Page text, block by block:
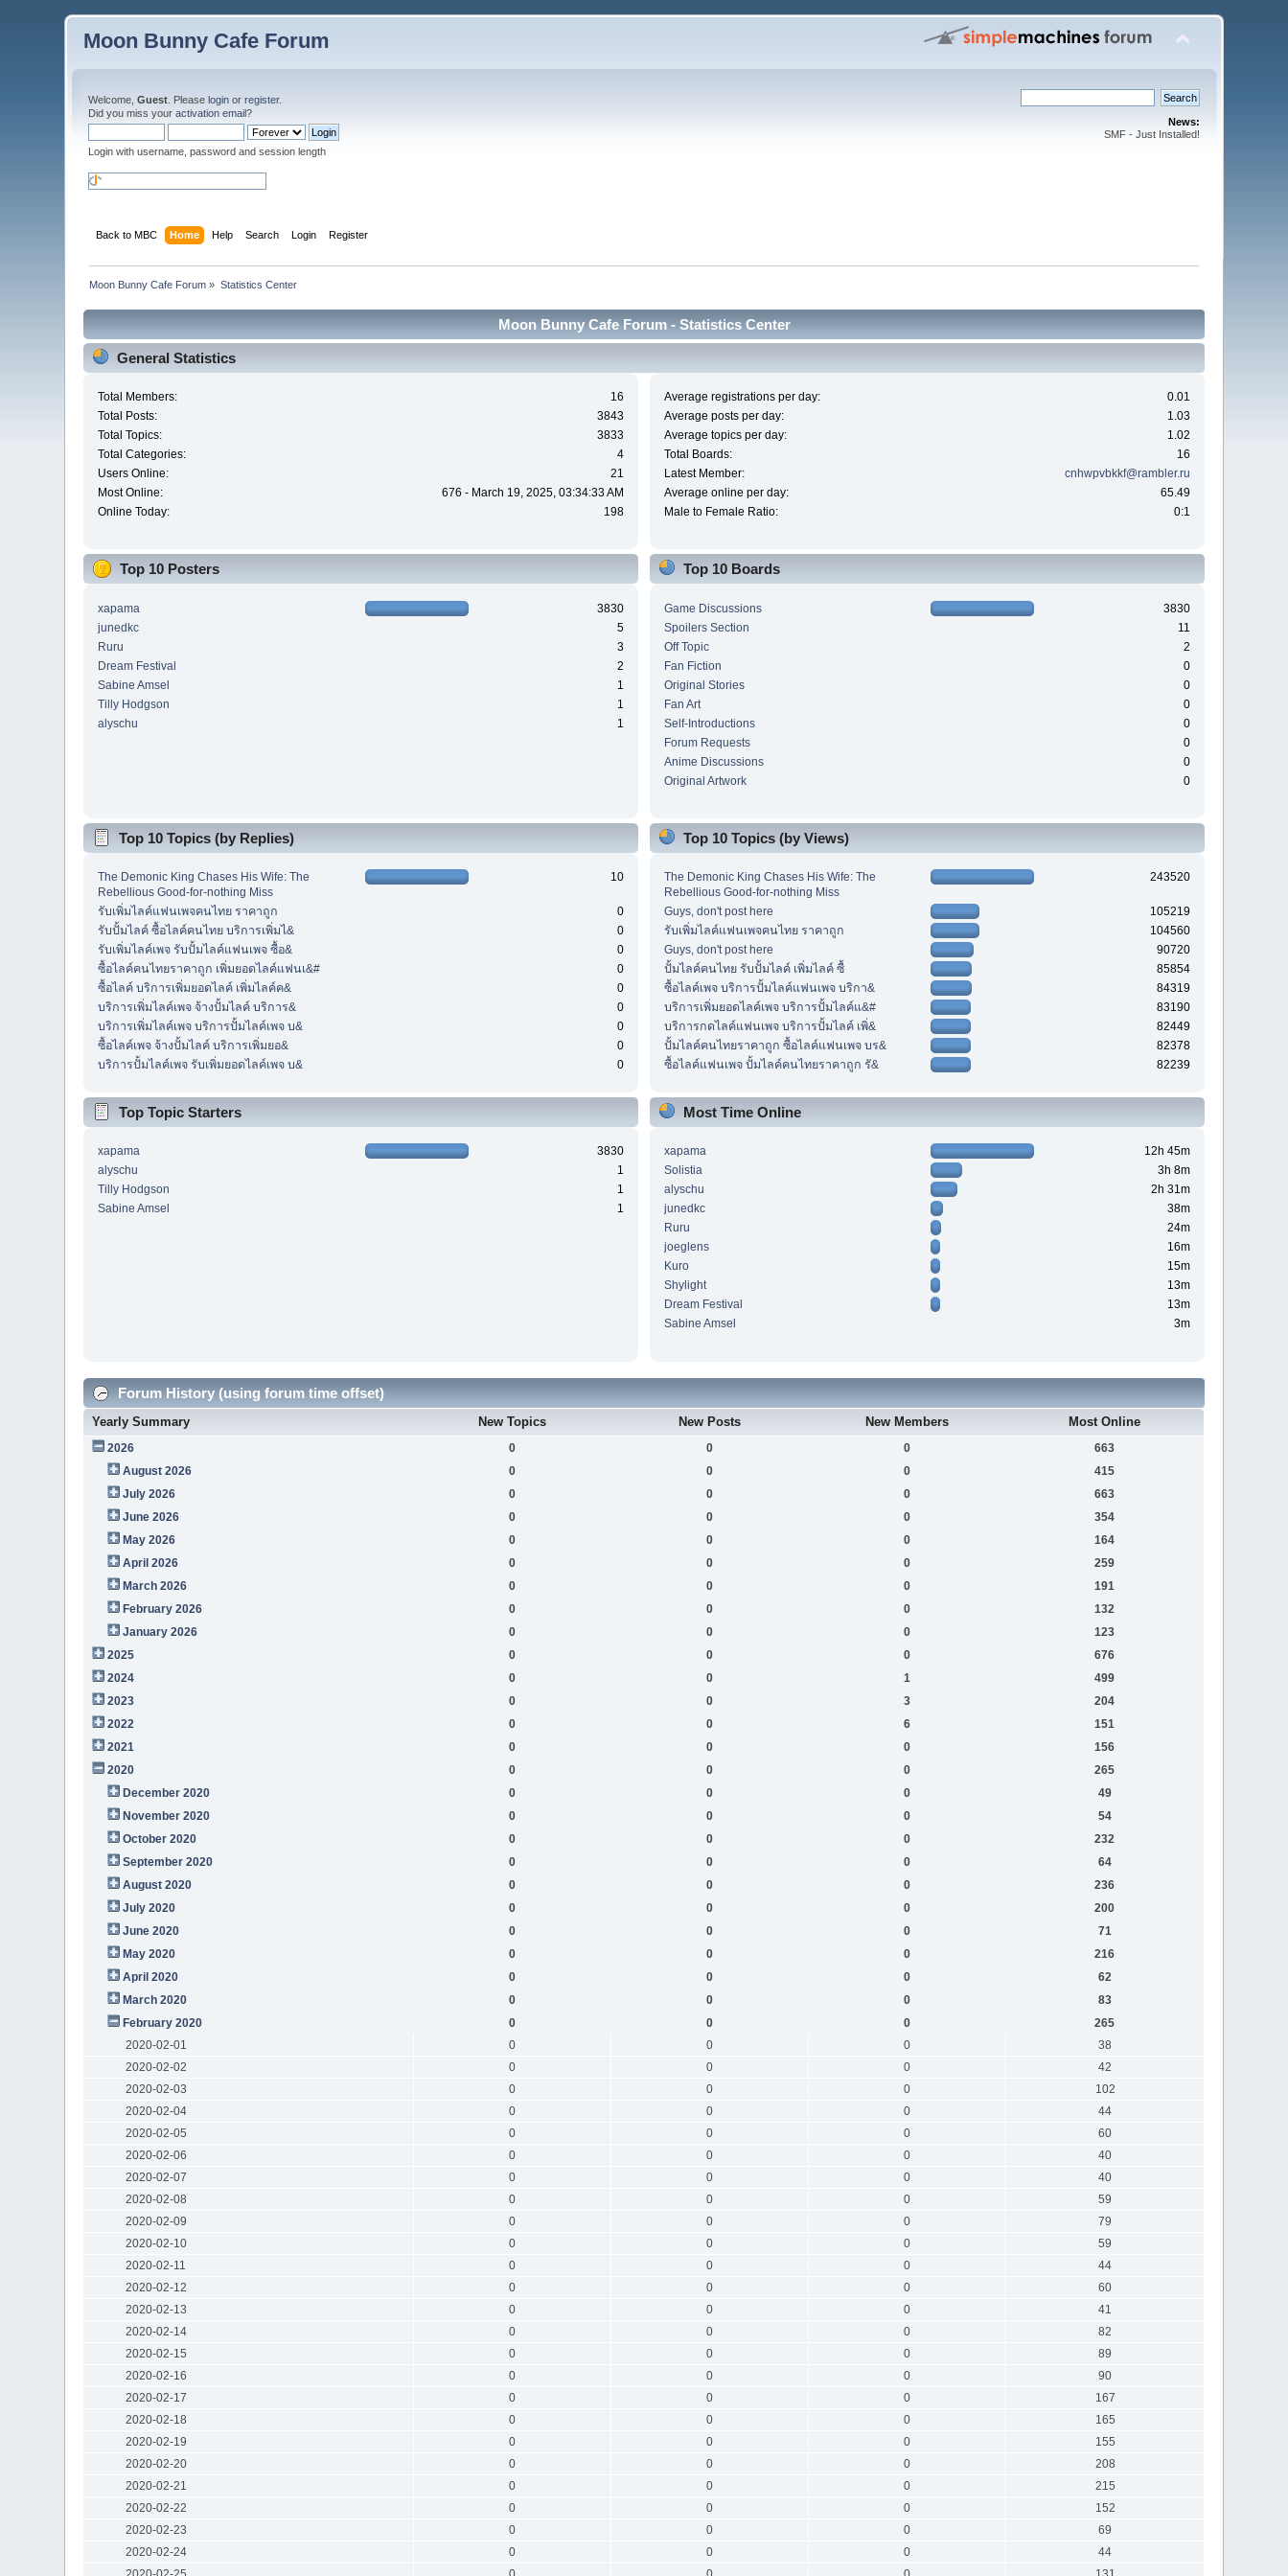
Moon Bunny Cafe Forum
Welcome,Guest . Pleaselogin orregister.
Did you miss youractivation email?
Login with username, password and session length
News:
SMF - Just Installed!
Back to MBC Home Help Search Login Register
Moon Bunny Cafe Forum » Statistics Center
Moon Bunny Cafe Forum - Statistics Center
General Statistics
Total Members:
16
Total Posts:
3843
Total Topics:
3833
Total Categories:
4
Users Online:
21
Most Online:
676 - March 19, 2025, 03:34:33 AM
Online Today:
198
Average registrations per day:
0.01
Average posts per day:
1.03
Average topics per day:
1.02
Total Boards:
16
Latest Member:
cnhwpvbkkf@rambler.ru
Average online per day:
65.49
Male to Female Ratio:
0:1
Top 10 Posters
xapama
3830
junedkc
5
Ruru
3
Dream Festival
2
Sabine Amsel
1
Tilly Hodgson
1
alyschu
1
Top 10 Boards
Game Discussions
3830
Spoilers Section
11
Off Topic
2
Fan Fiction
0
Original Stories
0
Fan Art
0
Self-Introductions
0
Forum Requests
0
Anime Discussions
0
Original Artwork
0
Top 10 Topics (by Replies)
The Demonic King Chases His Wife: The
Rebellious Good-for-nothing Miss
10
รับเพิ่มไลค์แฟนเพจคนไทย ราคาถูก
0
รับปั้มไลค์ ซื้อไลค์คนไทย บริการเพิ่มไ&
0
รับเพิ่มไลค์เพจ รับปั้มไลค์แฟนเพจ ซื้อ&
0
ซื้อไลค์คนไทยราคาถูก เพิ่มยอดไลค์แฟนเ&#
0
ซื้อไลค์ บริการเพิ่มยอดไลค์ เพิ่มไลค์ค&
0
บริการเพิ่มไลค์เพจ จ้างปั้มไลค์ บริการ&
0
บริการเพิ่มไลค์เพจ บริการปั้มไลค์เพจ บ&
0
ซื้อไลค์เพจ จ้างปั้มไลค์ บริการเพิ่มยอ&
0
บริการปั้มไลค์เพจ รับเพิ่มยอดไลค์เพจ บ&
0
Top 10 Topics (by Views)
The Demonic King Chases His Wife: The
Rebellious Good-for-nothing Miss
243520
Guys, don't post here
105219
รับเพิ่มไลค์แฟนเพจคนไทย ราคาถูก
104560
Guys, don't post here
90720
ปั้มไลค์คนไทย รับปั้มไลค์ เพิ่มไลค์ ซื้
85854
ซื้อไลค์เพจ บริการปั้มไลค์แฟนเพจ บริกา&
84319
บริการเพิ่มยอดไลค์เพจ บริการปั้มไลค์แ&#
83190
บริการกดไลค์แฟนเพจ บริการปั้มไลค์ เพิ่&
82449
ปั้มไลค์คนไทยราคาถูก ซื้อไลค์แฟนเพจ บร&
82378
ซื้อไลค์แฟนเพจ ปั้มไลค์คนไทยราคาถูก รั&
82239
Top Topic Starters
xapama
3830
alyschu
1
Tilly Hodgson
1
Sabine Amsel
1
Most Time Online
xapama
12h 45m
Solistia
3h 8m
alyschu
2h 31m
junedkc
38m
Ruru
24m
joeglens
16m
Kuro
15m
Shylight
13m
Dream Festival
13m
Sabine Amsel
3m
Forum History (using forum time offset)
Yearly Summary New Topics New Posts New Members Most Online
2026 0 0 0
663
August 2026
0 0 0
415
July 2026
0 0 0
663
June 2026
0 0 0
354
May 2026
0 0 0
164
April 2026
0 0 0
259
March 2026
0 0 0
191
February 2026
0 0 0
132
January 2026
0 0 0
123
2025
0 0 0
676
2024
0 0 1
499
2023
0 0 3
204
2022
0 0 6
151
2021
0 0 0
156
2020
0 0 0
265
December 2020
0 0 0
49
November 2020
0 0 0
54
October 2020
0 0 0
232
September 2020
0 0 0
64
August 2020
0 0 0
236
July 2020
0 0 0
200
June 2020
0 0 0
71
May 2020
0 0 0
216
April 2020
0 0 0
62
March 2020
0 0 0
83
February 2020
0 0 0
265
2020-02-01
0 0 0
38
2020-02-02
0 0 0
42
2020-02-03
0 0 0
102
2020-02-04
0 0 0
44
2020-02-05
0 0 0
60
2020-02-06
0 0 0
40
2020-02-07
0 0 0
40
2020-02-08
0 0 0
59
2020-02-09
0 0 0
79
2020-02-10
0 0 0
59
2020-02-11
0 0 0
44
2020-02-12
0 0 0
60
2020-02-13
0 0 0
41
2020-02-14
0 0 0
82
2020-02-15
0 0 0
89
2020-02-16
0 0 0
90
2020-02-17
0 0 0
167
2020-02-18
0 0 0
165
2020-02-19
0 0 0
155
2020-02-20
0 0 0
208
2020-02-21
0 0 0
215
2020-02-22
0 0 0
152
2020-02-23
0 0 0
69
2020-02-24
0 0 0
44